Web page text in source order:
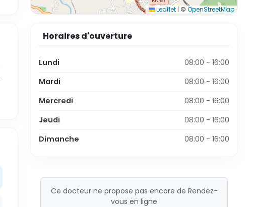
Leaflet | © OpenStreetMap
Horaires d'ouverture
Lundi
08:00 - 16:00
Mardi
08:00 - 16:00
Mercredi
08:00 - 16:00
Jeudi
08:00 - 16:00
Dimanche
08:00 - 16:00
Ce docteur ne propose pas encore de Rendez-
vous en ligne